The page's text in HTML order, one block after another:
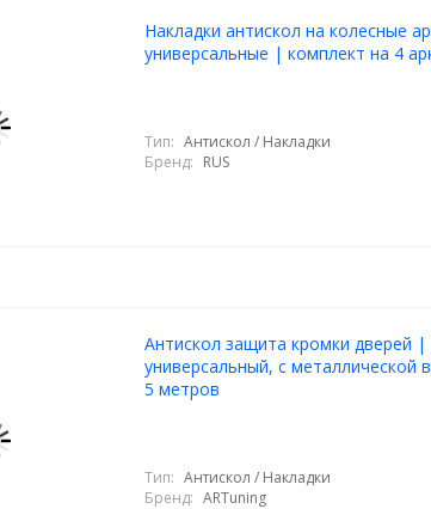
Накладки антискол на колесные
универсальные | комплект на 4
Тип: Антискол / Накладки
Бренд: RUS
Антискол защита кромки дверей |
универсальный, с металлической
5 метров
Тип: Антискол / Накладки
Бренд: ARTuning